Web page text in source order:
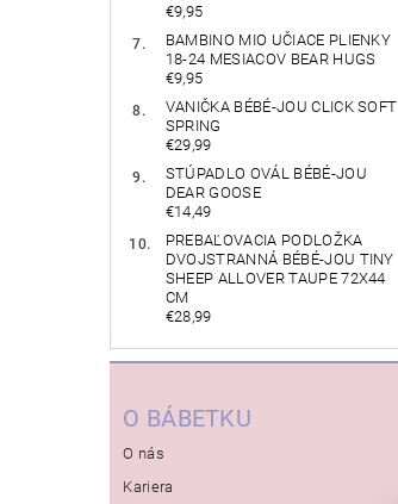
€9,95
BAMBINO MIO UČIACE PLIENKY
18-24 MESIACOV BEAR HUGS
€9,95
VANIČKA BÉBÉ-JOU CLICK SOFT
SPRING
€29,99
STÚPADLO OVÁL BÉBÉ-JOU
DEAR GOOSE
€14,49
PREBAĽOVACIA PODLOŽKA
DVOJSTRANNÁ BÉBÉ-JOU TINY
SHEEP ALLOVER TAUPE 72X44
CM
€28,99
O BÁBETKU
O nás
Kariera